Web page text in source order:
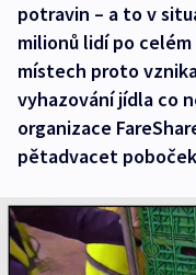
potravin – a to v
milionů lidí po
místech proto
vyhazování jídla co
organizace
pětadvacet